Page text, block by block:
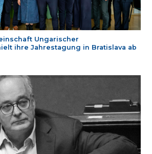
Ungarischer
ihre Jahrestagung in Bratislava ab